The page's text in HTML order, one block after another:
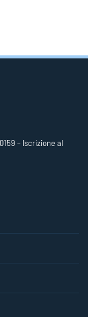
– Iscrizione al